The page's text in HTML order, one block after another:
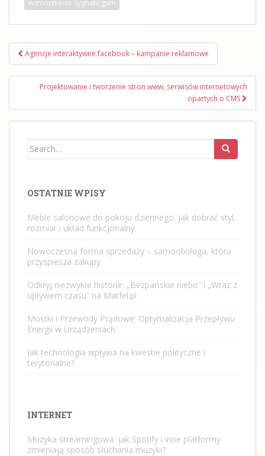
wzmocnienie sygnału gsm
Nawigacja
wpisu
Agencje interaktywne facebook – kampanie reklamowe
Projektowanie i tworzenie stron www, serwisów internetowych
opartych o CMS
Search
OSTATNIE WPISY
Meble salonowe do pokoju dziennego: jak dobrać styl,
rozmiar i układ funkcjonalny
Nowoczesna forma sprzedaży – samoobsługa, która
przyspiesza zakupy
Odkryj niezwykłe historie: „Bezpańskie niebo” i „Wraz z
upływem czasu” na Matfel.pl
Mostki i Przewody Prądowe: Optymalizacja Przepływu
Energii w Urządzeniach
Jak technologia wpływa na kwestie polityczne i
terytorialne?
INTERNET
Muzyka streamingowa: jak Spotify i inne platformy
zmieniają sposób słuchania muzyki?